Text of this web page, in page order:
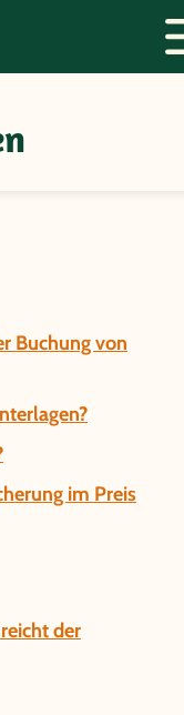
Buchung von
im Preis
der